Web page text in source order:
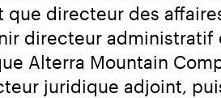
que directeur des
directeur
Alterra Mountain
juridique adjoint,